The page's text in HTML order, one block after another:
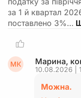
за 1 й квартал
поставлено 3%…
МК Марина,
10.08.2026 |
Можна.